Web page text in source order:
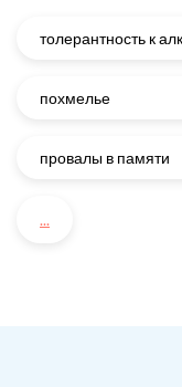
толерантность к
похмелье
провалы в памяти
...